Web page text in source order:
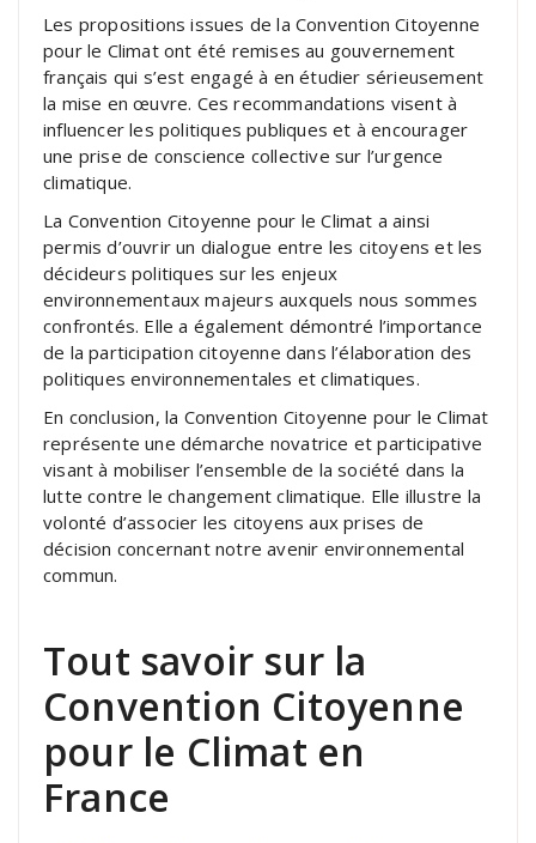
Les propositions issues de la Convention Citoyenne
pour le Climat ont été remises au gouvernement
français qui s’est engagé à en étudier sérieusement
la mise en œuvre. Ces recommandations visent à
influencer les politiques publiques et à encourager
une prise de conscience collective sur l’urgence
climatique.
La Convention Citoyenne pour le Climat a ainsi
permis d’ouvrir un dialogue entre les citoyens et les
décideurs politiques sur les enjeux
environnementaux majeurs auxquels nous sommes
confrontés. Elle a également démontré l’importance
de la participation citoyenne dans l’élaboration des
politiques environnementales et climatiques.
En conclusion, la Convention Citoyenne pour le Climat
représente une démarche novatrice et participative
visant à mobiliser l’ensemble de la société dans la
lutte contre le changement climatique. Elle illustre la
volonté d’associer les citoyens aux prises de
décision concernant notre avenir environnemental
commun.
Tout savoir sur la
Convention Citoyenne
pour le Climat en
France